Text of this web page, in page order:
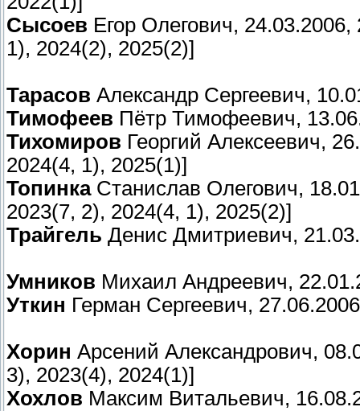
Сысоев Егор Олегович,
1), 2024(2), 2025(2)]
Тарасов Александр Сергеевич,
Тимофеев Пётр Тимофеевич,
Тихомиров Георгий Алексеевич,
2024(4, 1), 2025(1)]
ТопинкаСтанислав Олегович,
2023(7, 2), 2024(4, 1), 2025(2)]
Трайгель Денис Дмитриевич,
Умников Михаил Андреевич,
Уткин Герман Сергеевич,
Хорин Арсений Александрович,
3), 2023(4), 2024(1)]
Хохлов Максим Витальевич,